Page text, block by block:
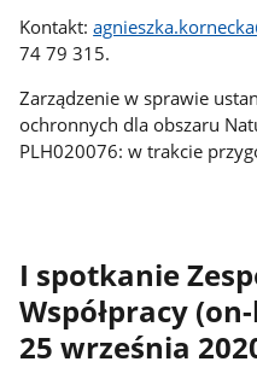
Kontakt:
74 79 315.
Zarządzenie w sprawie
ochronnych dla obszaru
PLH020076: w trakcie
I spotkanie
Współpracy
25 września